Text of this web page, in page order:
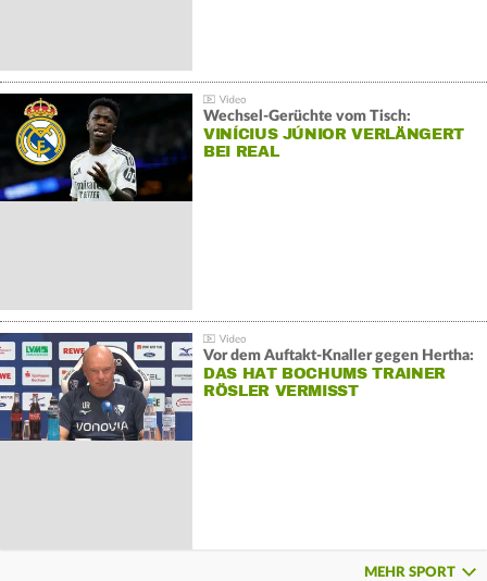
Wechsel-Gerüchte vom Tisch:
VINÍCIUS JÚNIOR VERLÄNGERT
BEI REAL
Vor dem Auftakt-Knaller gegen Hertha:
DAS HAT BOCHUMS TRAINER
RÖSLER VERMISST
MEHR SPORT